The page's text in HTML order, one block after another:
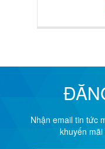
Nhận email tin tức
khuyến